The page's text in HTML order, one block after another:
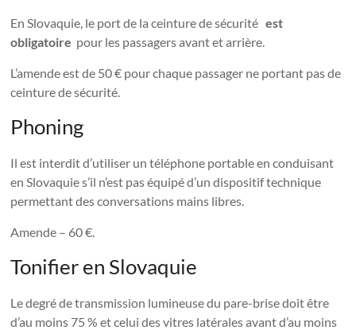
En Slovaquie, le port de la ceinture de sécuritéest
obligatoire pour les passagers avant et arrière.
L’amende est de 50 € pour chaque passager ne portant pas de
ceinture de sécurité.
Phoning
Il est interdit d’utiliser un téléphone portable en conduisant
en Slovaquie s’il n’est pas équipé d’un dispositif technique
permettant des conversations mains libres.
Amende – 60 €.
Tonifier en Slovaquie
Le degré de transmission lumineuse du pare-brise doit être
d’au moins 75 % et celui des vitres latérales avant d’au moins